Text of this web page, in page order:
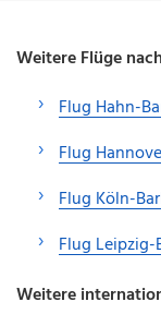
Weitere Flüge
Flug Hahn-
Flug
Flug Köln-
Flug Leipzig-
Weitere